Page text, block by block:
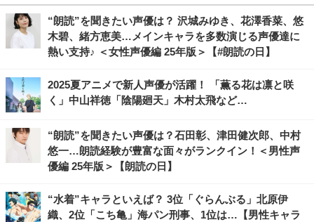
“朗読”を聞きたい声優は？ 沢城みゆき、花澤香菜、悠
木碧、緒方恵美…メインキャラを多数演じる声優達に
熱い支持♪ ＜女性声優編 25年版＞【#朗読の日】
2025夏アニメで新人声優が活躍！ 「薫る花は凛と咲
く」中山祥徳「陰陽廻天」木村太飛など…
“朗読”を聞きたい声優は？石田彰、津田健次郎、中村
悠一…朗読経験が豊富な面々がランクイン！＜男性声
優編 25年版＞【朗読の日】
“水着”キャラといえば？ 3位「ぐらんぶる」北原伊
織、2位「こち亀」海パン刑事、1位は…【男性キャラ